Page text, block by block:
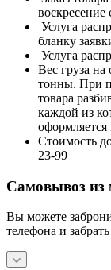
воскресение
Услуга
бланку
Услуга
Вес груза
тонны. При
товара
каждой из
оформляется
Стоимость
23-99
Самовывоз из
Вы можете
телефона и